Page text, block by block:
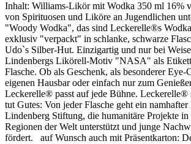
Inhalt: Williams-Likör mit Wodka 350 ml 16%
von Spirituosen und Liköre an Jugendlichen
"Woody Wodka", das sind Leckerelle®s
exklusiv "verpackt" in schlanke, schwarze
Udo`s Silber-Hut. Einzigartig und nur bei
Lindenbergs Likörell-Motiv "NASA" als
Flasche. Ob als Geschenk, als besonderer Eye-
eigenen Hausbar oder einfach nur zum
Leckerelle® passt auf jede Bühne. Leckerelle®
tut Gutes: Von jeder Flasche geht ein
Lindenberg Stiftung, die humanitäre Projekte in
Regionen der Welt unterstützt und junge
fördert. auf Wunsch auch mit Präsentkarton: